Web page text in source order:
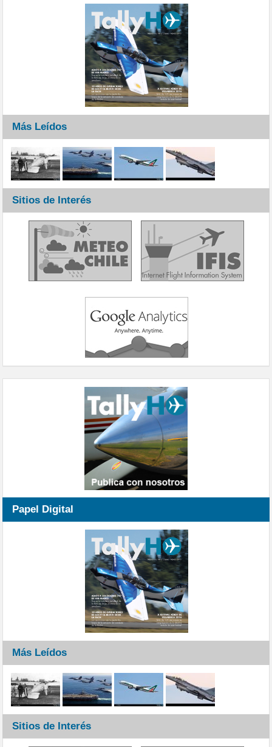
Más Leídos
Sitios de Interés
Papel Digital
Más Leídos
Sitios de Interés